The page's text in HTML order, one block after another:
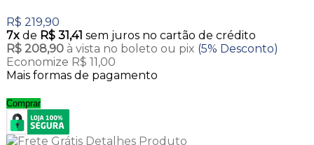
R$ 219,90
7xde R$ 31,41 sem juros no cartão de crédito
R$ 208,90 à vista no boleto ou pix (5% Desconto)
Economize R$ 11,00
Mais formas de pagamento
Comprar